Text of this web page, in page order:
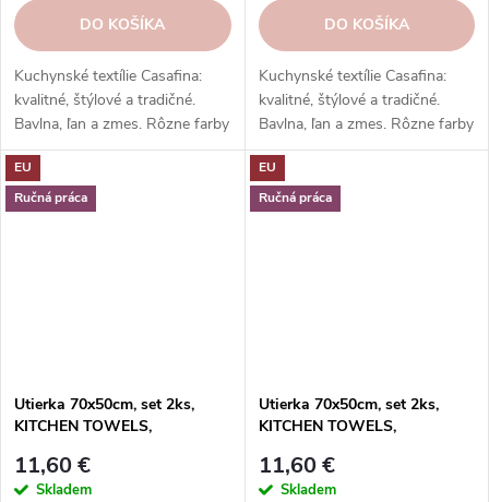
DO KOŠÍKA
Kuchynské textílie Casafina:
kvalitné, štýlové a tradičné.
Bavlna, ľan a zmes. Rôzne farby
a vzory. Hodí sa k riadu a
doplnkom. Skvelý darček.
DO KOŠÍKA
Kuchynské textílie Casafina:
kvalitné, štýlové a tradičné.
Bavlna, ľan a zmes. Rôzne farby
a vzory. Hodí sa k riadu a
doplnkom. Skvelý darček.
EU
Ručná práca
Utierka 70x50cm, set 2ks,
KITCHEN TOWELS,
11,60 €
Skladem
EU
Ručná práca
Utierka 70x50cm, set 2ks,
KITCHEN TOWELS,
11,60 €
Skladem